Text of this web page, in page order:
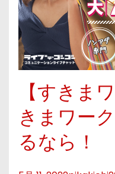
【すきま
きまワー
るなら！